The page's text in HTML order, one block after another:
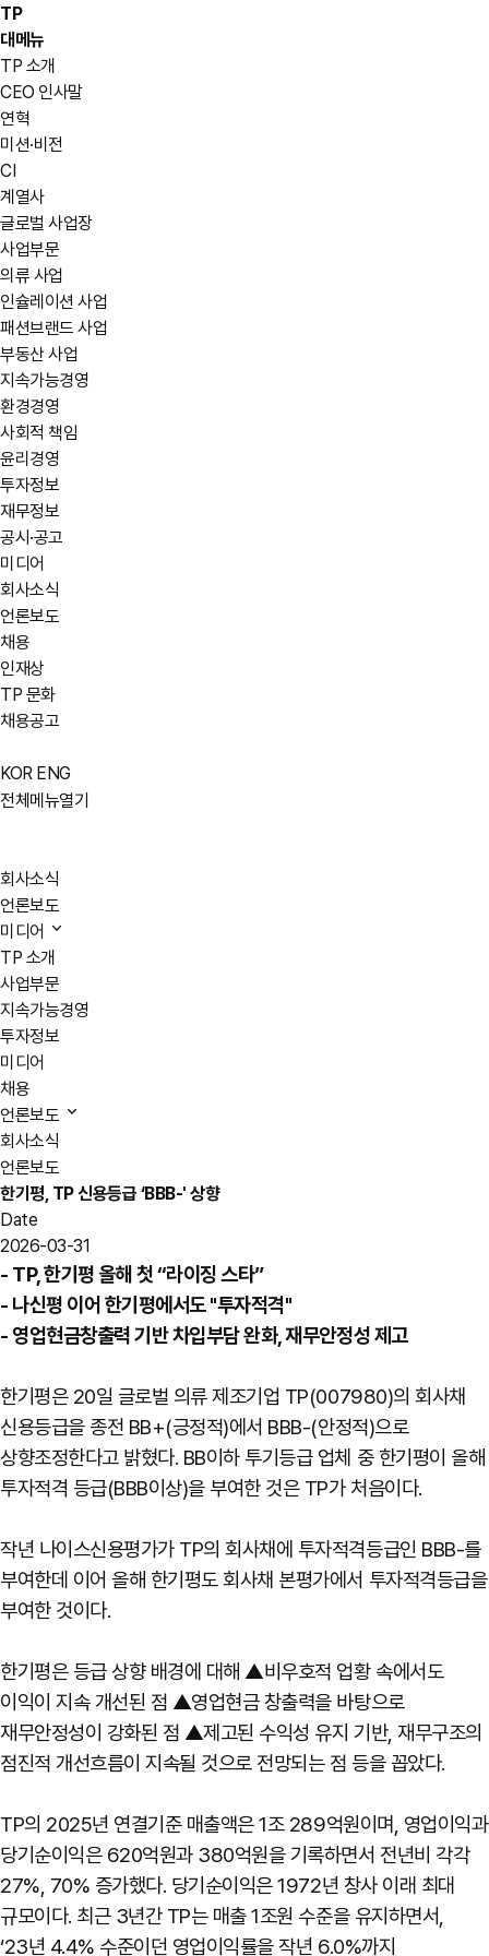
TP
대메뉴
TP 소개
CEO 인사말
연혁
미션·비전
CI
계열사
글로벌 사업장
사업부문
의류 사업
인슐레이션 사업
패션브랜드 사업
부동산 사업
지속가능경영
환경경영
사회적 책임
윤리경영
투자정보
재무정보
공시·공고
미디어
회사소식
언론보도
채용
인재상
TP 문화
채용공고
KOR ENG
전체메뉴열기
회사소식
언론보도
미디어
TP 소개
사업부문
지속가능경영
투자정보
미디어
채용
언론보도
회사소식
언론보도
한기평, TP 신용등급 ‘BBB-' 상향
Date
2026-03-31
- TP, 한기평 올해 첫 “라이징 스타”
- 나신평 이어 한기평에서도 "투자적격"
- 영업현금창출력 기반 차입부담 완화, 재무안정성 제고
한기평은 20일 글로벌 의류 제조기업 TP(007980)의 회사채
신용등급을 종전 BB+(긍정적)에서 BBB-(안정적)으로
상향조정한다고 밝혔다. BB이하 투기등급 업체 중 한기평이 올해
투자적격 등급(BBB이상)을 부여한 것은 TP가 처음이다.
작년 나이스신용평가가 TP의 회사채에 투자적격등급인 BBB-를
부여한데 이어 올해 한기평도 회사채 본평가에서 투자적격등급을
부여한 것이다.
한기평은 등급 상향 배경에 대해 ▲비우호적 업황 속에서도
이익이 지속 개선된 점 ▲영업현금 창출력을 바탕으로
재무안정성이 강화된 점 ▲제고된 수익성 유지 기반, 재무구조의
점진적 개선흐름이 지속될 것으로 전망되는 점 등을 꼽았다.
TP의 2025년 연결기준 매출액은 1조 289억원이며, 영업이익과
당기순이익은 620억원과 380억원을 기록하면서 전년비 각각
27%, 70% 증가했다. 당기순이익은 1972년 창사 이래 최대
규모이다. 최근 3년간 TP는 매출 1조원 수준을 유지하면서,
‘23년 4.4% 수준이던 영업이익률을 작년 6.0%까지